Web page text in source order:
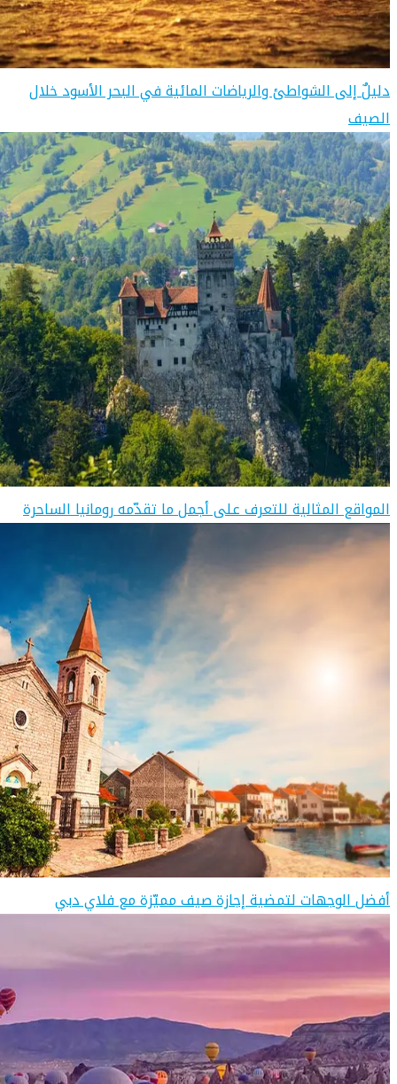
دليلٌ إلى الشواطئ والرياضات المائية في البحر الأسود خلال
الصيف
المواقع المثالية للتعرف على أجمل ما تقدّمه رومانيا الساحرة
أفضل الوجهات لتمضية إجازة صيف مميّزة مع فلاي دبي